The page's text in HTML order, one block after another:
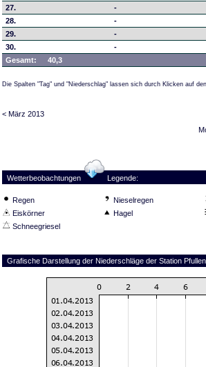
27.
-
28.
-
29.
-
30.
-
Gesamt:
40,3
Die Spalten "Tag" und "Niederschlag" lassen sich durch Klicken auf
< März 2013
Wetterbeobachtungen Legende:
Regen Nieselregen
Eiskörner
Hagel
Schneegriesel
Grafische Darstellung der Niederschläge der Station